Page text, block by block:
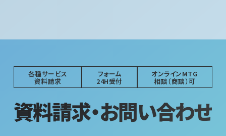
各種サービス
資料請求
フォーム
24H受付
オンラインMTG
相談（商談）可
資料請求・お問い合わせ